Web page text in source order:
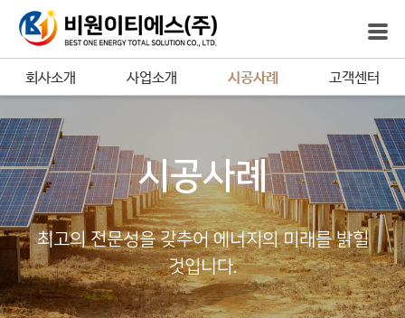
회사소개 사업소개 시공사례 고객센터
시공사례
최고의 전문성을 갖추어 에너지의 미래를 밝힐
것입니다.